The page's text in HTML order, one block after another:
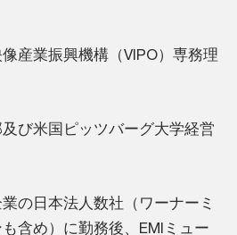
産業振興機構（VIPO）専務理
び米国ピッツバーグ大学経営
の日本法人数社（ワーナーミ
含め）に勤務後、EMIミュー